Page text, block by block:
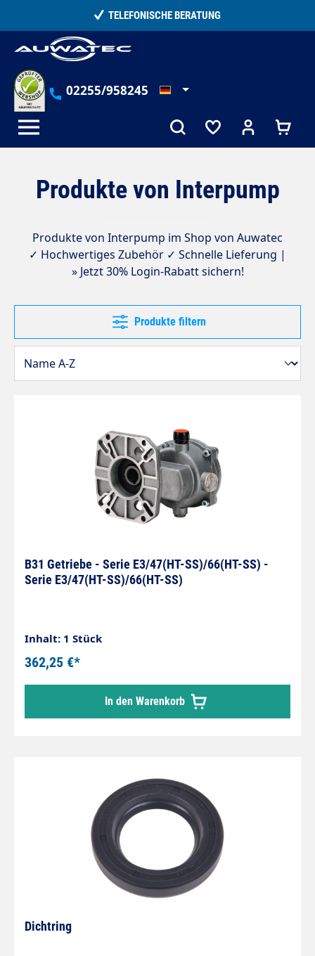
TELEFONISCHE BERATUNG
02255/958245
Produkte von Interpump
Produkte von Interpump im Shop von Auwatec
✓ Hochwertiges Zubehör ✓ Schnelle Lieferung |
» Jetzt 30% Login-Rabatt sichern!
Produkte filtern
B31 Getriebe - Serie E3/47(HT-SS)/66(HT-SS) -
Serie E3/47(HT-SS)/66(HT-SS)
Inhalt: 1 Stück
362,25 €*
In den Warenkorb
Dichtring